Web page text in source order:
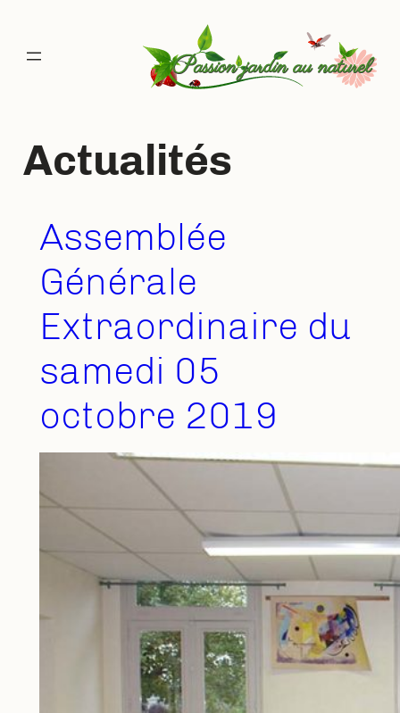
contenu
Actualités
Assemblée
Générale
Extraordinaire du
samedi 05
octobre 2019